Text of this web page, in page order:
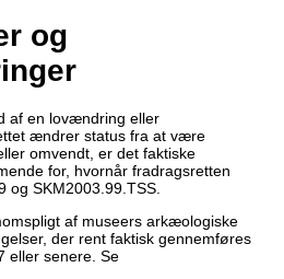
og
af en lovændring eller
ændrer status fra at være
omvendt, er det faktiske
for, hvornår fradragsretten
og SKM2003.99.TSS.
af museers arkæologiske
der rent faktisk gennemføres
eller senere. Se